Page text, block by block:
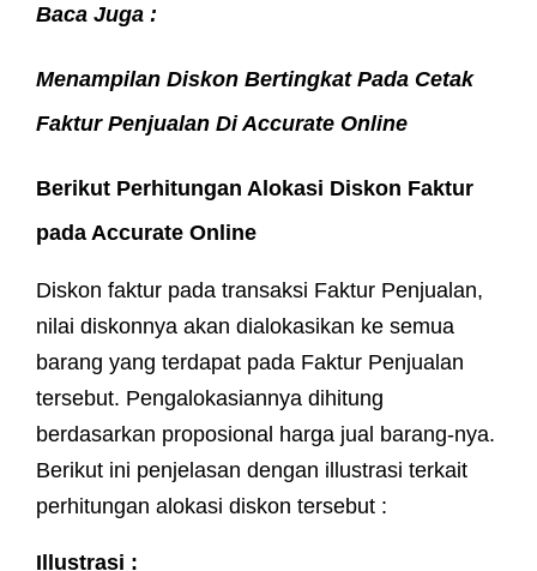
Baca Juga :
Menampilan Diskon Bertingkat Pada Cetak
Faktur Penjualan Di Accurate Online
Berikut Perhitungan Alokasi Diskon Faktur
pada Accurate Online
Diskon faktur pada transaksi Faktur Penjualan,
nilai diskonnya akan dialokasikan ke semua
barang yang terdapat pada Faktur Penjualan
tersebut. Pengalokasiannya dihitung
berdasarkan proposional harga jual barang-nya.
Berikut ini penjelasan dengan illustrasi terkait
perhitungan alokasi diskon tersebut :
Illustrasi :